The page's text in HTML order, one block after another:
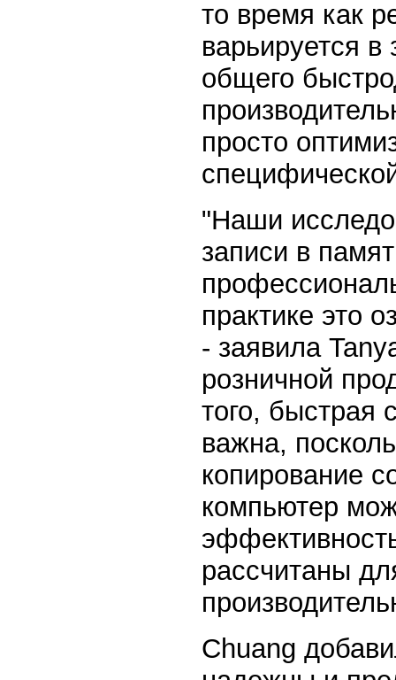
то время как
варьируется
общего
просто
"Наши
записи в
практике это
- заявила
розничной
того, быстрая
важна,
копирование
компьютер
рассчитаны
Chuang